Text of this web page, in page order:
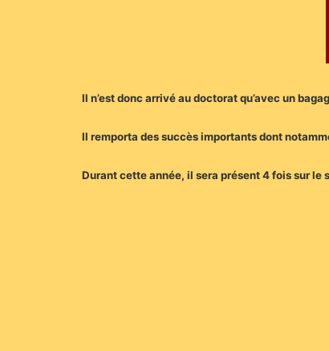
Il n’est donc arrivé au doctorat qu’avec un
Il remporta des succès importants dont
Durant cette année, il sera présent 4 fois sur le